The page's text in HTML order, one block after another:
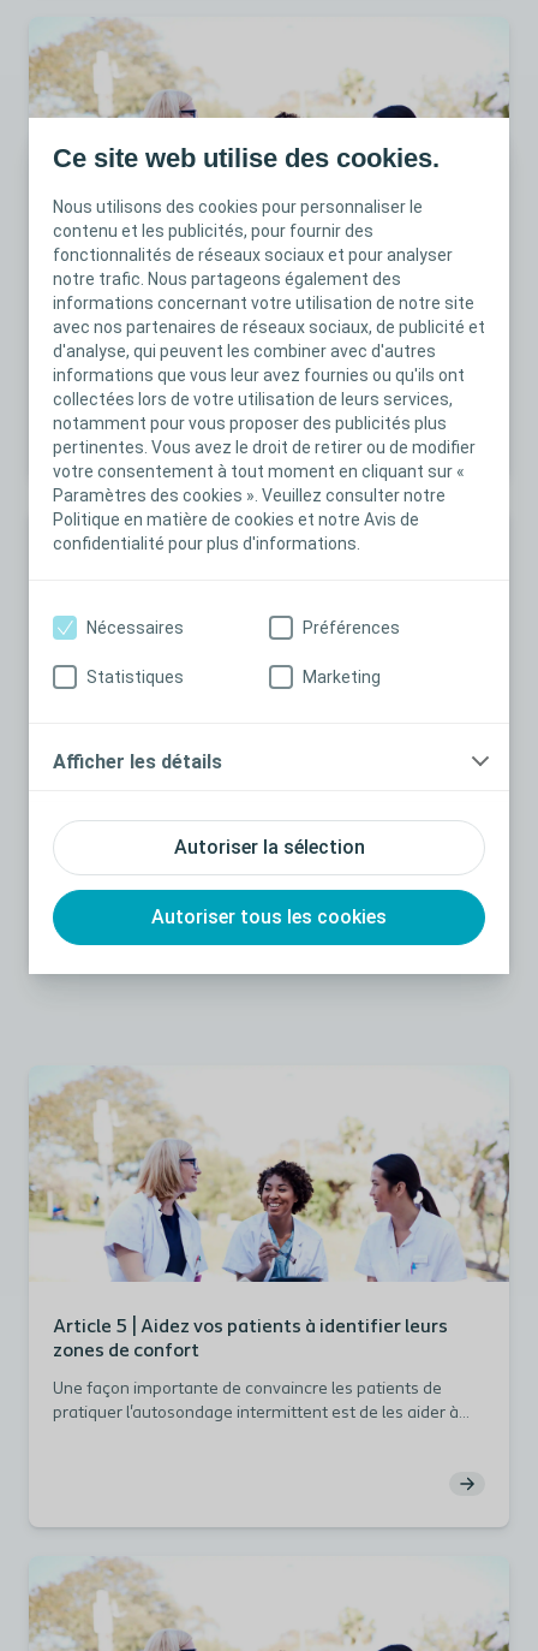
Ce site web utilise des cookies.
Nous utilisons des cookies pour personnaliser le
contenu et les publicités, pour fournir des
fonctionnalités de réseaux sociaux et pour analyser
notre trafic. Nous partageons également des
informations concernant votre utilisation de notre site
avec nos partenaires de réseaux sociaux, de publicité et
d'analyse, qui peuvent les combiner avec d'autres
informations que vous leur avez fournies ou qu'ils ont
collectées lors de votre utilisation de leurs services,
notamment pour vous proposer des publicités plus
pertinentes. Vous avez le droit de retirer ou de modifier
votre consentement à tout moment en cliquant sur «
Paramètres des cookies ». Veuillez consulter notre
Politique en matière de cookies et notre Avis de
confidentialité pour plus d'informations.
Autoriser la sélection
Autoriser tous les cookies
Nécessaires Préférences
Statistiques Marketing
Afficher les détails
Article 3 | Apprendre à optimiser les séances
d'éducation à l'autosondage
Un bon apprentissage à l’autosondage intermittent est
essentiel pour obtenir une adhésion à long terme. Mais
l’état d’esprit du patient peut affecter la session
Article 4 | Trois sujets à aborder lors d'une séance
Lors d'une séance d’éducation à la pratique de
l'autosondage intermittent, vous devez aborder trois
sujets. Cet article vous donne un bref aperçu de chacun
d'entre eux.
Article 5 | Aidez vos patients à identifier leurs
zones de confort
Une façon importante de convaincre les patients de
pratiquer l'autosondage intermittent est de les aider à